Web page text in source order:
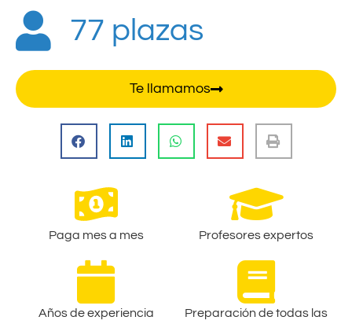
77 plazas
Te llamamos
Paga mes a mes Profesores expertos
Años de experiencia
Preparación de todas las